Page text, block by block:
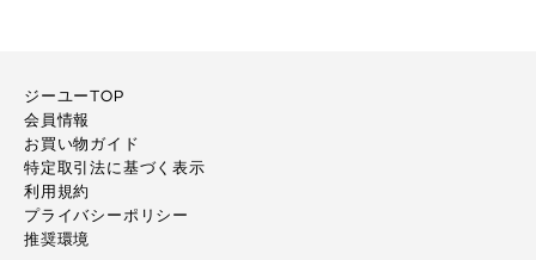
ジーユーTOP
会員情報
お買い物ガイド
特定取引法に基づく表示
利用規約
プライバシーポリシー
推奨環境